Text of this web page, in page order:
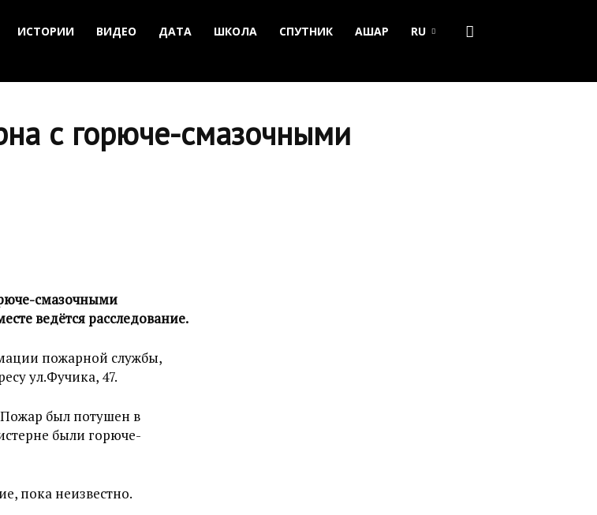
ИСТОРИИ ВИДЕО ДАТА ШКОЛА СПУТНИК АШАР RU
с горюче-смазочными
смазочными
ведётся расследование.
пожарной службы,
ул.Фучика, 47.
был потушен в
были горюче-
пока неизвестно.